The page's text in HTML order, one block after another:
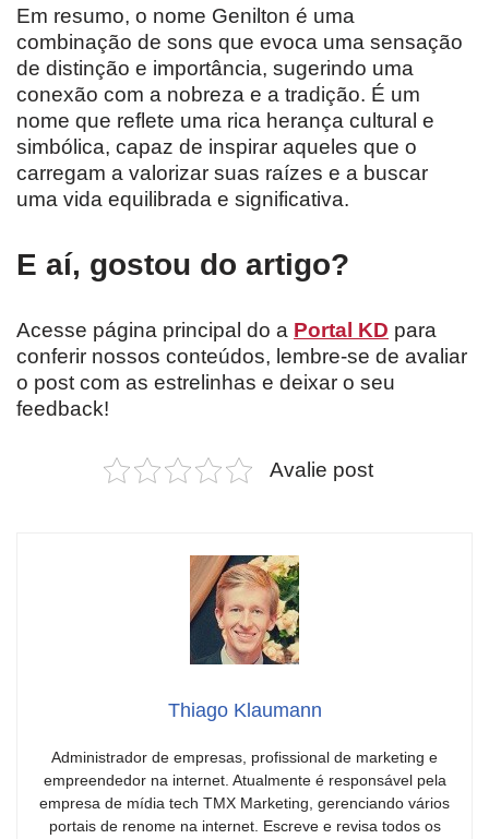
Em resumo, o nome Genilton é uma
combinação de sons que evoca uma sensação
de distinção e importância, sugerindo uma
conexão com a nobreza e a tradição. É um
nome que reflete uma rica herança cultural e
simbólica, capaz de inspirar aqueles que o
carregam a valorizar suas raízes e a buscar
uma vida equilibrada e significativa.
E aí, gostou do artigo?
Acesse página principal do a Portal KD para
conferir nossos conteúdos, lembre-se de avaliar
o post com as estrelinhas e deixar o seu
feedback!
Avalie post
Thiago Klaumann
Administrador de empresas, profissional de marketing e
empreendedor na internet. Atualmente é responsável pela
empresa de mídia tech TMX Marketing, gerenciando vários
portais de renome na internet. Escreve e revisa todos os